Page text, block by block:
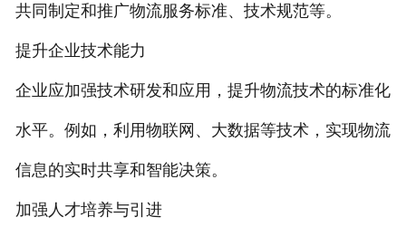
共同制定和推广物流服务标准、技术规范等。
提升企业技术能力
企业应加强技术研发和应用，提升物流技术的标准化
水平。例如，利用物联网、大数据等技术，实现物流
信息的实时共享和智能决策。
加强人才培养与引进